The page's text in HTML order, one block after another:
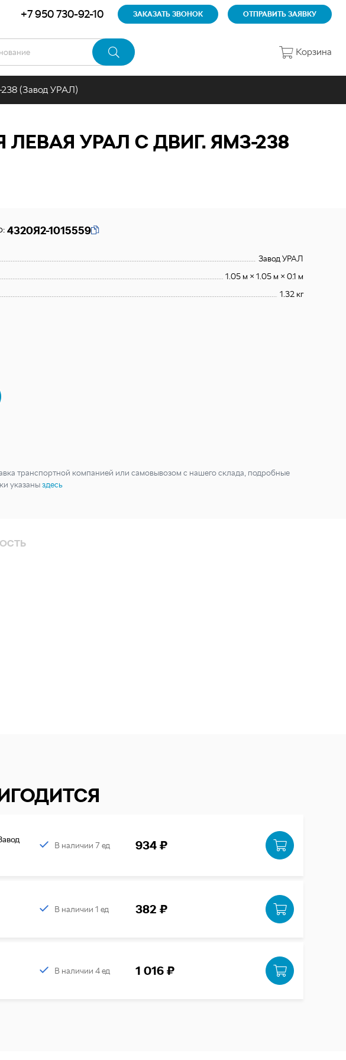
+7 950 730-92-10 ЗАКАЗАТЬ ЗВОНОК ОТПРАВИТЬ ЗАЯВКУ
Корзина
(Завод УРАЛ)
УРАЛ С ДВИГ. ЯМЗ-238
4320Я2-1015559
Завод УРАЛ
1.05 м × 1.05 м × 0.1 м
1.32 кг
транспортной компанией или самовывозом с нашего склада, подробные
указаныздесь
В наличии 7 ед 934 ₽
В наличии 1 ед 382 ₽
В наличии 4 ед 1 016 ₽